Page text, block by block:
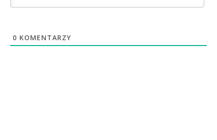
0 KOMENTARZY